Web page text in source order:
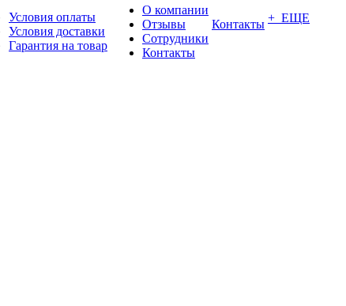
Условия оплаты
Условия доставки
Гарантия на товар
О компании
Отзывы
Сотрудники
Контакты
Контакты + ЕЩЕ